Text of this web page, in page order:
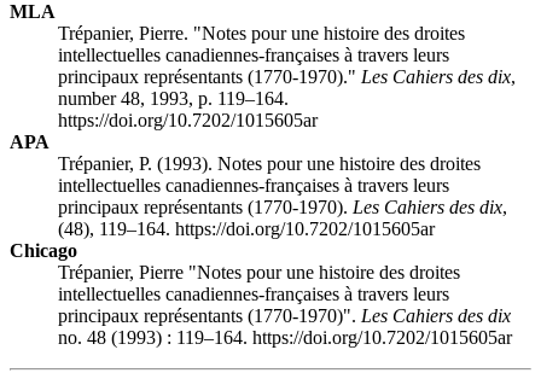
MLA
Trépanier, Pierre. "Notes pour une histoire des droites
intellectuelles canadiennes-françaises à travers leurs
principaux représentants (1770-1970)." Les Cahiers des dix,
number 48, 1993, p. 119–164.
https://doi.org/10.7202/1015605ar
APA
Trépanier, P. (1993). Notes pour une histoire des droites
intellectuelles canadiennes-françaises à travers leurs
principaux représentants (1770-1970). Les Cahiers des dix,
(48), 119–164. https://doi.org/10.7202/1015605ar
Chicago
Trépanier, Pierre "Notes pour une histoire des droites
intellectuelles canadiennes-françaises à travers leurs
principaux représentants (1770-1970)". Les Cahiers des dix
no. 48 (1993) : 119–164. https://doi.org/10.7202/1015605ar